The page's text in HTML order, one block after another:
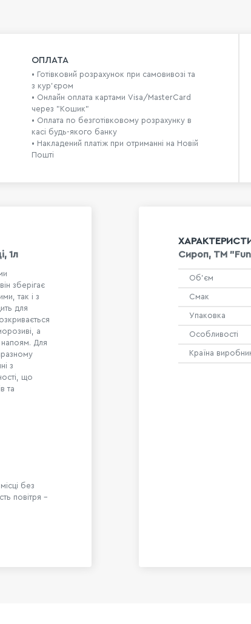
ОПЛАТА
• Готівковий розрахунок при самовивозі та
з кур’єром
• Онлайн оплата картами Visa/MasterCard
через "Кошик"
• Оплата по безготівковому розрахунку в
касі будь-якого банку
• Накладений платіж при отриманні на Новій
Пошті
1л
зберігає
так і з
для
а
напоям. Для
з
що
та
без
повітря –
Сироп, ТМ
Об'єм
Смак
Упаковка
Особливості
Країна